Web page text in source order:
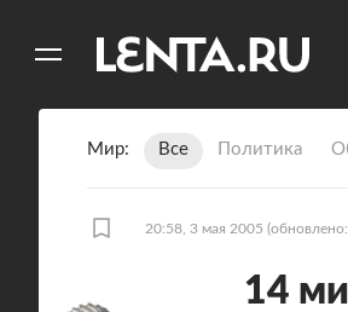
Мир Все Политика
20:58, 3 мая 2005
14